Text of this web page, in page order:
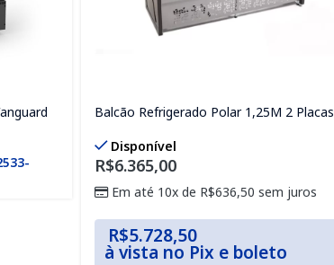
Balcão Refrigerado Polar 1,25M 2 Placas
Disponível
R$6.365,00
Em até 10x de R$636,50 sem juros
R$5.728,50
à vista no Pix e boleto